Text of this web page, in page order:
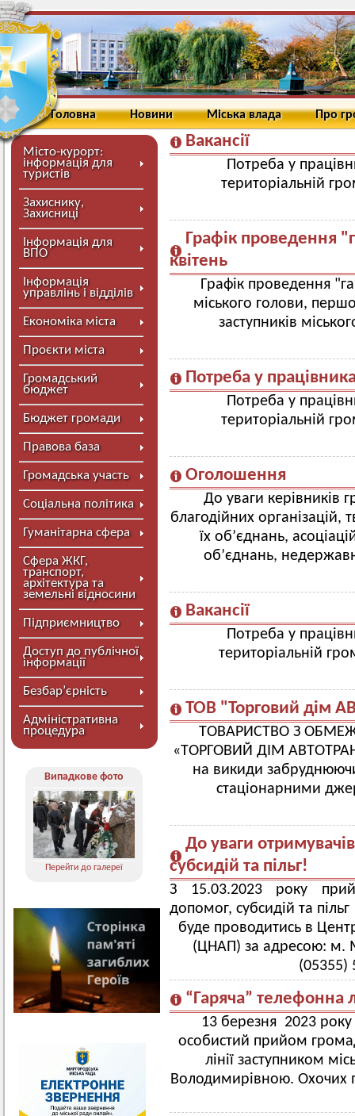
Головна Новини Міська влада Про
Місто-курорт:
інформація для
туристів
Захиснику,
Захисниці
Інформація для
ВПО
Інформація
управлінь і відділів
Економіка міста
Проєкти міста
Громадський
бюджет
Бюджет громади
Правова база
Громадська участь
Соціальна політика
Гуманітарна сфера
Сфера ЖКГ,
транспорт,
архітектура та
земельні відносини
Підприємництво
Доступ до публічної
інформації
Безбар’єрність
Адміністративна
процедура
Випадкове фото
Перейти до галереї
Вакансії
Потреба у
територіальній
Графік проведення
квітень
Графік проведення
міського голови,
заступників
Потреба у
Потреба у
територіальній
Оголошення
До уваги керівників
благодійних організацій,
їх об’єднань,
об’єднань,
Вакансії
Потреба у
територіальній
ТОВ "Торговий дім
ТОВАРИСТВО З
«ТОРГОВИЙ ДІМ
на викиди
стаціонарними
До уваги
субсидій та пільг!
З 15.03.2023 року
допомог, субсидій та пільг
буде проводитись в
(ЦНАП) за адресою: м.
(05355)
“Гаряча” телефонна
13 березня 2023
особистий прийом
лінії заступником
Володимирівною. Охочих